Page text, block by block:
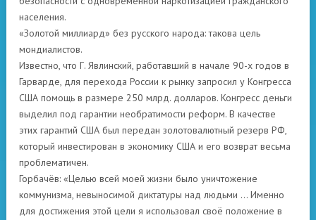
населения.
«Золотой миллиард» без русского народа: такова цель
мондиалистов.
Известно, что Г. Явлинский, работавший в начале 90-х годов в
Гарварде, для перехода России к рынку запросил у Конгресса
США помощь в размере 250 млрд. долларов. Конгресс деньги
выделил под гарантии необратимости реформ. В качестве
этих гарантий США был передан золотовалютный резерв РФ,
который инвестирован в экономику США и его возврат весьма
проблематичен.
Горбачёв: «Целью всей моей жизни было уничтожение
коммунизма, невыносимой диктатуры над людьми … Именно
для достижения этой цели я использовал своё положение в